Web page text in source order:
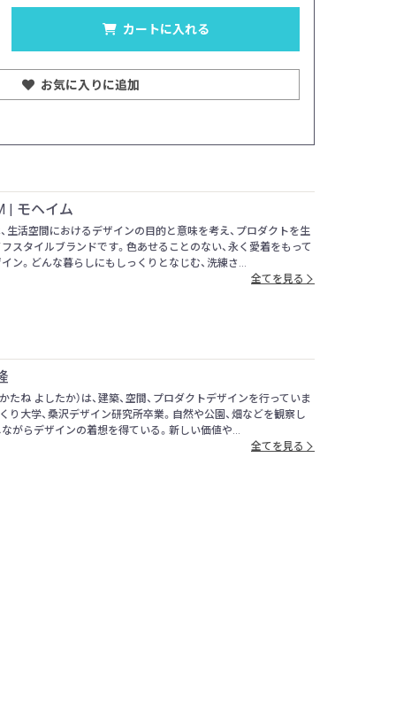
カートに入れる
お気に入りに追加
| モヘイム
生活空間におけるデザインの目的と意味を考え、プロダクトを生
スタイルブランドです。色あせることのない、永く愛着をもって
ン。どんな暮らしにもしっくりとなじむ、洗練さ...
全てを見る
たね よしたか）は、建築、空間、プロダクトデザインを行っていま
り大学、桑沢デザイン研究所卒業。自然や公園、畑などを観察し
がらデザインの着想を得ている。新しい価値や...
全てを見る